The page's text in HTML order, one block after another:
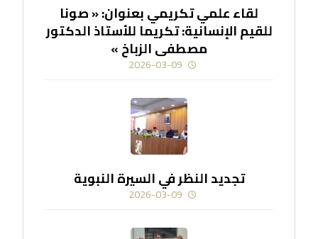
لقاء علمي تكريمي بعنوان: « صونا
للقيم الإنسانية: تكريما للأستاذ الدكتور
مصطفى الزباخ »
2026-03-09
تجديد النظر في السيرة النبوية
2026-03-09